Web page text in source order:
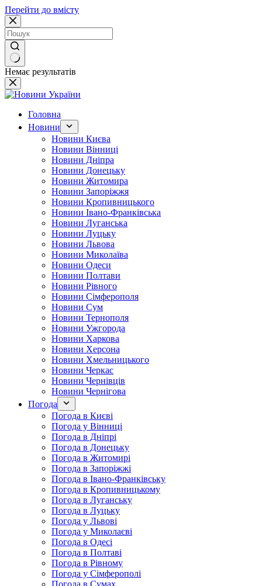
Перейти до вмісту
Немає результатів
Головна
Новини
Новини Києва
Новини Вінниці
Новини Дніпра
Новини Донецьку
Новини Житомира
Новини Запоріжжя
Новини Кропивницького
Новини Івано-Франківська
Новини Луганська
Новини Луцьку
Новини Львова
Новини Миколаїва
Новини Одеси
Новини Полтави
Новини Рівного
Новини Сімферополя
Новини Сум
Новини Тернополя
Новини Ужгорода
Новини Харкова
Новини Херсона
Новини Хмельницького
Новини Черкас
Новини Чернівців
Новини Чернігова
Погода
Погода в Києві
Погода у Вінниці
Погода в Дніпрі
Погода в Донецьку
Погода в Житомирі
Погода в Запоріжжі
Погода в Івано-Франківську
Погода в Кропивницькому
Погода в Луганську
Погода в Луцьку
Погода у Львові
Погода у Миколаєві
Погода в Одесі
Погода в Полтаві
Погода в Рівному
Погода у Сімферополі
Погода в Сумах